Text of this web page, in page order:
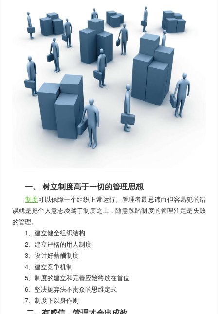
一、 树立制度高于一切的管理思想
制度可以保障一个组织正常运行。管理者最忌讳而但容易犯的错
误就是把个人意志凌驾于制度之上，随意践踏制度的管理注定是失败
的管理。
1、建立健全组织结构
2、建立严格的用人制度
3、设计好薪酬制度
4、建立竞争机制
5、制度的建立和完善应始终放在首位
6、坚决抛弃法不责众的思维定式
7、制度下以身作则